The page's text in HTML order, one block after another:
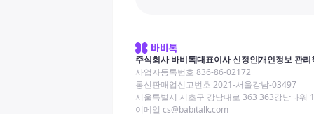
주식회사 바비톡대표이사 신정인개인정보 관리
사업자등록번호 836-86-02172
통신판매업신고번호 2021-서울강남-03497
서울특별시 서초구 강남대로 363 363강남타워
이메일 cs@babitalk.com